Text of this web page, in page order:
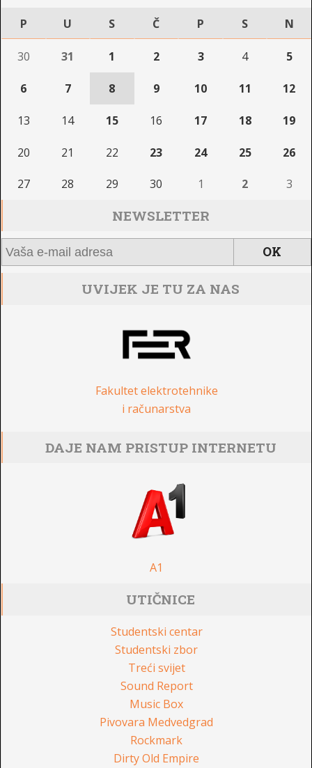
P U S Č P S N
30 31 1 2 3 4 5
6 7 8 9 10 11 12
13 14 15 16 17 18 19
20 21 22 23 24 25 26
27 28 29 30 1 2 3
NEWSLETTER
UVIJEK JE TU ZA NAS
Fakultet elektrotehnike
i računarstva
DAJE NAM PRISTUP INTERNETU
A1
UTIČNICE
Studentski centar
Studentski zbor
Treći svijet
Sound Report
Music Box
Pivovara Medvedgrad
Rockmark
Dirty Old Empire